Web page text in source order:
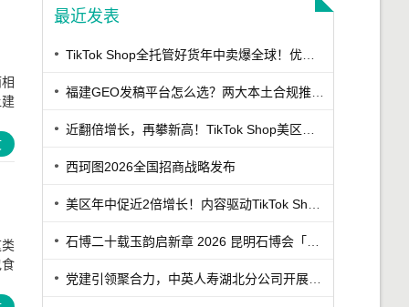
最近发表
西珂图2026全国招商战略发布